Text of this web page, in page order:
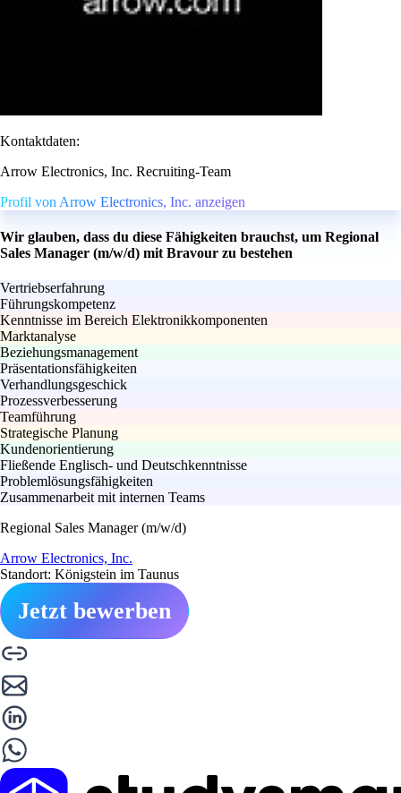
Kontaktdaten:
Arrow Electronics, Inc. Recruiting-Team
Profil von Arrow Electronics, Inc. anzeigen
Wir glauben, dass du diese Fähigkeiten brauchst, um Regional
Sales Manager (m/w/d) mit Bravour zu bestehen
Vertriebserfahrung
Führungskompetenz
Kenntnisse im Bereich Elektronikkomponenten
Marktanalyse
Beziehungsmanagement
Präsentationsfähigkeiten
Verhandlungsgeschick
Prozessverbesserung
Teamführung
Strategische Planung
Kundenorientierung
Fließende Englisch- und Deutschkenntnisse
Problemlösungsfähigkeiten
Zusammenarbeit mit internen Teams
Regional Sales Manager (m/w/d)
Arrow Electronics, Inc.
Standort: Königstein im Taunus
Jetzt bewerben